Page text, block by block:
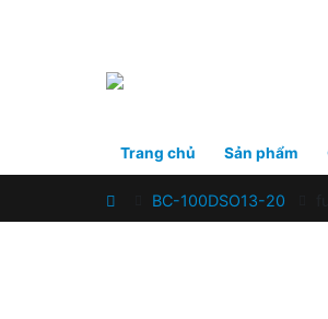
Trang chủ Sản phẩm
Home
BC-100DSO13-20